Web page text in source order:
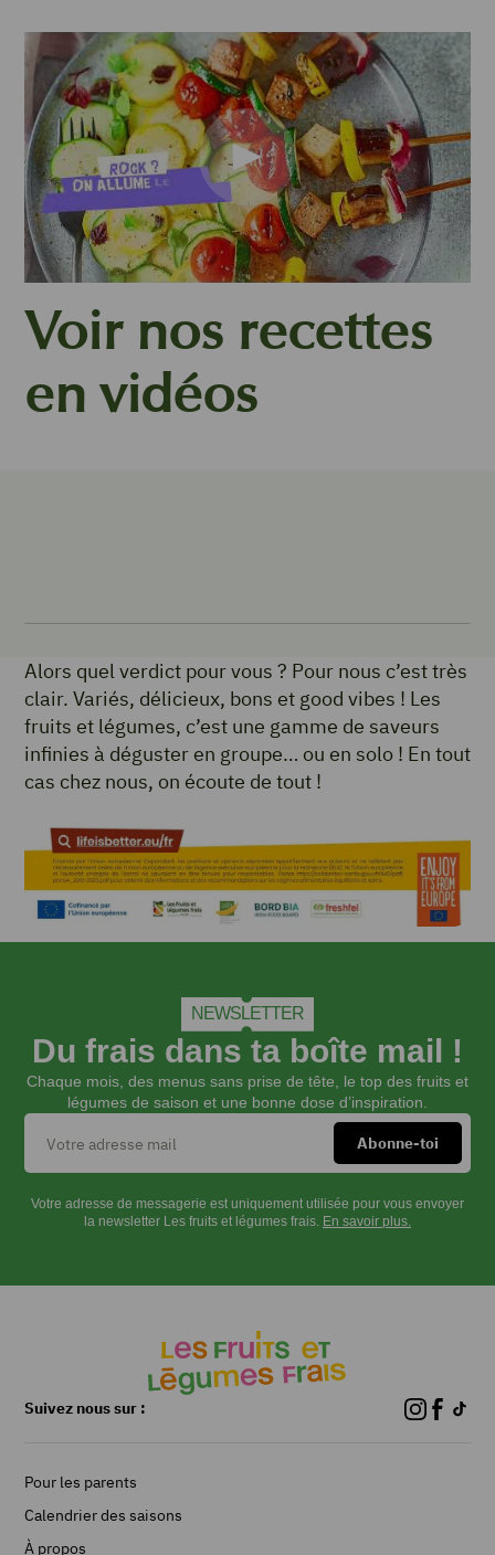
L
r
e
l
a
i
d
o
Voir nos recettes
en vidéos
Alors quel verdict pour vous ? Pour nous c’est très
clair. Variés, délicieux, bons et good vibes ! Les
fruits et légumes, c’est une gamme de saveurs
infinies à déguster en groupe… ou en solo ! En tout
cas chez nous, on écoute de tout !
NEWSLETTER
Du frais dans ta boîte mail !
Chaque mois, des menus sans prise de tête, le top des fruits et
légumes de saison et une bonne dose d’inspiration.
Votre adresse de messagerie est uniquement utilisée pour vous envoyer
la newsletter Les fruits et légumes frais. En savoir plus.
Suivez nous sur :
Pour les parents
Calendrier des saisons
À propos